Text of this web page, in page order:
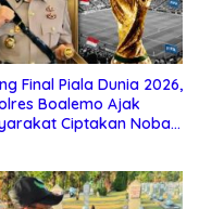
Final Piala Dunia 2026,
Boalemo Ajak
Ciptakan Nobar